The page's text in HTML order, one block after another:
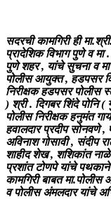
सदरची कामगिरी ही
प्रादेशिक विभाग पुणे व
पुणे शहर , यांचे सुचना व
पोलीस आयुक्त , हडपसर
निरीक्षक हडपसर पोलीस
) श्री . दिगबर शिंदे
पोलीस निरीक्षक हनुमंत
हवालदार प्रदीप सोनवणे ,
अविनाश गोसावी , संदीप
शाहीद शेख , शशिकांत
प्रशांत टोणपे यांचे
कामगिरी बाबत
व पोलीस अंमलदार यांचे